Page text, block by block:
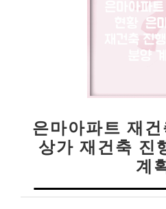
은마아파트 재
상가 재건축 진
계획